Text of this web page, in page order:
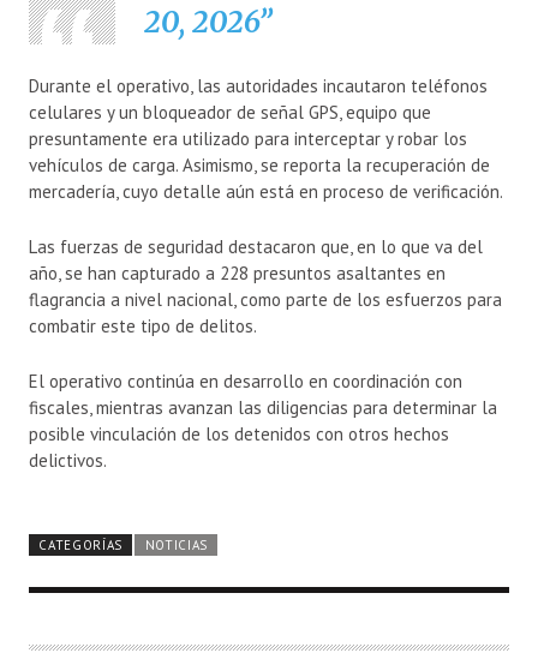
20, 2026
Durante el operativo, las autoridades incautaron teléfonos
celulares y un bloqueador de señal GPS, equipo que
presuntamente era utilizado para interceptar y robar los
vehículos de carga. Asimismo, se reporta la recuperación de
mercadería, cuyo detalle aún está en proceso de verificación.
Las fuerzas de seguridad destacaron que, en lo que va del
año, se han capturado a 228 presuntos asaltantes en
flagrancia a nivel nacional, como parte de los esfuerzos para
combatir este tipo de delitos.
El operativo continúa en desarrollo en coordinación con
fiscales, mientras avanzan las diligencias para determinar la
posible vinculación de los detenidos con otros hechos
delictivos.
CATEGORÍAS NOTICIAS